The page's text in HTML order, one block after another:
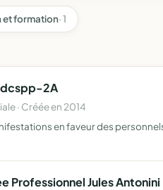
et formation· 1
2A
· Créée en 2014
en faveur des
Professionnel Jules Antonini